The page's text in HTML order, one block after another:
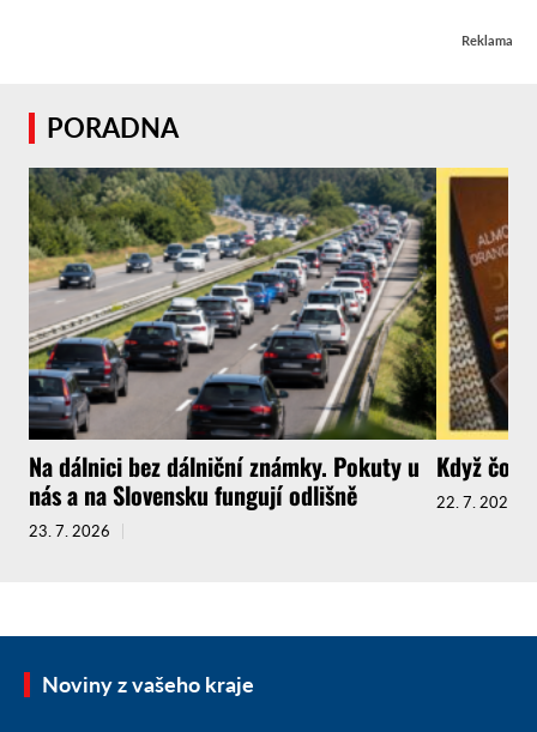
Reklama
PORADNA
Na dálnici bez dálniční známky. Pokuty u
nás a na Slovensku fungují odlišně
23. 7. 2026
Když
22. 7. 2026
Noviny z vašeho kraje